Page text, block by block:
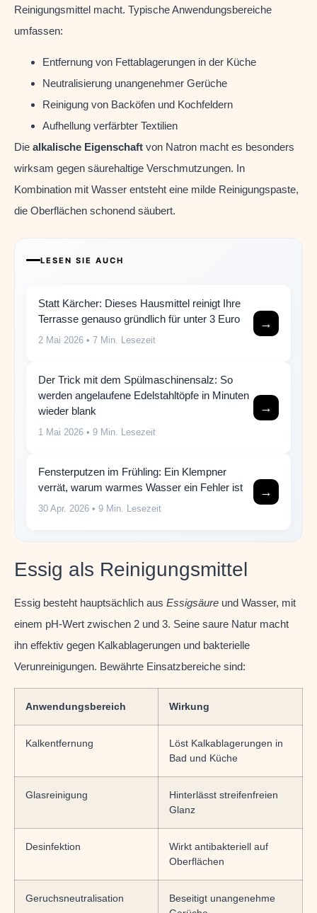
Reinigungsmittel macht. Typische Anwendungsbereiche
umfassen:
Entfernung von Fettablagerungen in der Küche
Neutralisierung unangenehmer Gerüche
Reinigung von Backöfen und Kochfeldern
Aufhellung verfärbter Textilien
Die alkalische Eigenschaft von Natron macht es besonders
wirksam gegen säurehaltige Verschmutzungen. In
Kombination mit Wasser entsteht eine milde Reinigungspaste,
die Oberflächen schonend säubert.
LESEN SIE AUCH
Statt Kärcher: Dieses Hausmittel reinigt Ihre
Terrasse genauso gründlich für unter 3 Euro
2 Mai 2026 • 7 Min. Lesezeit
→
Der Trick mit dem Spülmaschinensalz: So
werden angelaufene Edelstahltöpfe in Minuten
wieder blank
1 Mai 2026 • 9 Min. Lesezeit
→
Fensterputzen im Frühling: Ein Klempner
verrät, warum warmes Wasser ein Fehler ist
30 Apr. 2026 • 9 Min. Lesezeit
→
Essig als Reinigungsmittel
Essig besteht hauptsächlich aus Essigsäure und Wasser, mit
einem pH-Wert zwischen 2 und 3. Seine saure Natur macht
ihn effektiv gegen Kalkablagerungen und bakterielle
Verunreinigungen. Bewährte Einsatzbereiche sind:
Anwendungsbereich Wirkung
Kalkentfernung
Löst Kalkablagerungen in
Bad und Küche
Glasreinigung
Hinterlässt streifenfreien
Glanz
Desinfektion
Wirkt antibakteriell auf
Oberflächen
Geruchsneutralisation
Beseitigt unangenehme